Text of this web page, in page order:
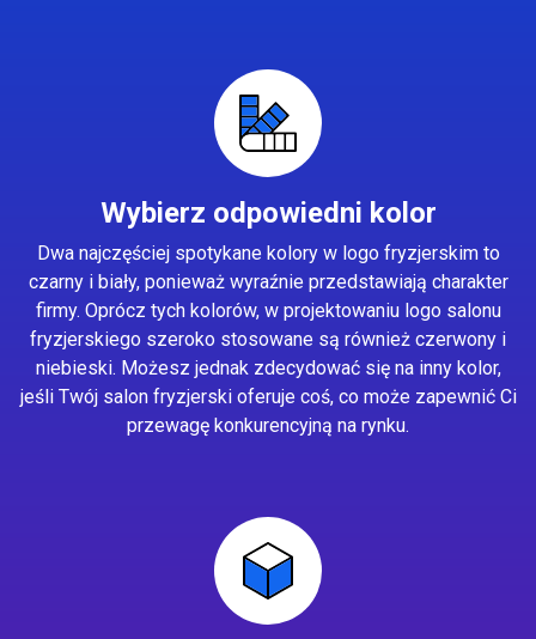
Wybierz odpowiedni kolor
Dwa najczęściej spotykane kolory w logo fryzjerskim to
czarny i biały, ponieważ wyraźnie przedstawiają charakter
firmy. Oprócz tych kolorów, w projektowaniu logo salonu
fryzjerskiego szeroko stosowane są również czerwony i
niebieski. Możesz jednak zdecydować się na inny kolor,
jeśli Twój salon fryzjerski oferuje coś, co może zapewnić Ci
przewagę konkurencyjną na rynku.